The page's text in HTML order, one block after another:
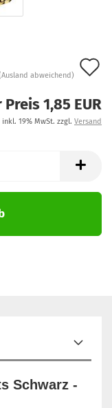
abweichend)
Preis 1,85 EUR
inkl. 19% MwSt. zzgl. Versand
Schwarz -